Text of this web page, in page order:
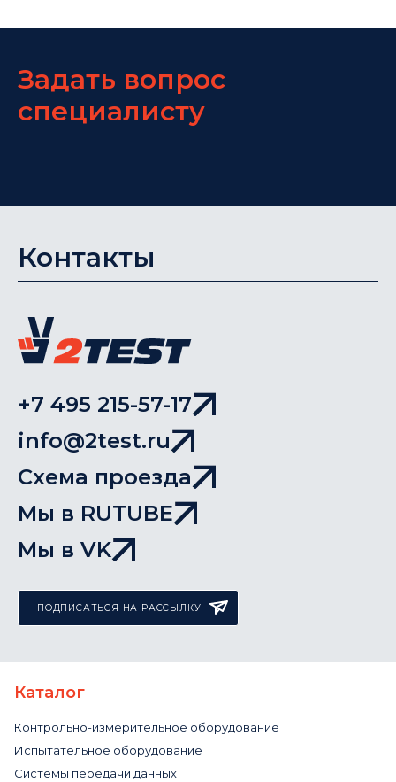
Задать вопрос
специалисту
Контакты
+7 495 215-57-17
info@2test.ru
Схема проезда
Мы в RUTUBE
Мы в VK
ПОДПИСАТЬСЯ НА РАССЫЛКУ
Каталог
Контрольно-измерительное оборудование
Испытательное оборудование
Системы передачи данных